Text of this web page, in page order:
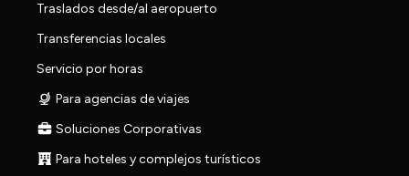
Traslados desde/al aeropuerto
Transferencias locales
Servicio por horas
Para agencias de viajes
Soluciones Corporativas
Para hoteles y complejos turísticos